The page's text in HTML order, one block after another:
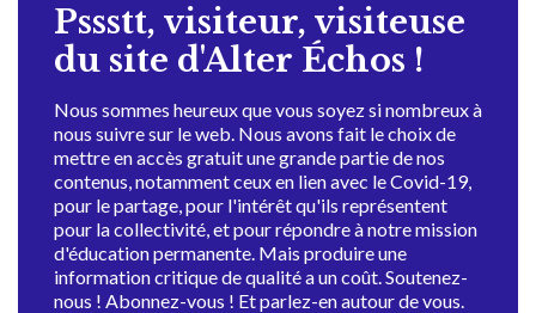
Pssstt, visiteur, visiteuse
du site d'Alter Échos !
Nous sommes heureux que vous soyez si nombreux à
nous suivre sur le web. Nous avons fait le choix de
mettre en accès gratuit une grande partie de nos
contenus, notamment ceux en lien avec le Covid-19,
pour le partage, pour l'intérêt qu'ils représentent
pour la collectivité, et pour répondre à notre mission
d'éducation permanente. Mais produire une
information critique de qualité a un coût. Soutenez-
nous ! Abonnez-vous ! Et parlez-en autour de vous.